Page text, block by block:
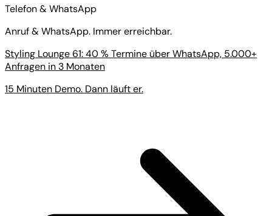
Telefon & WhatsApp
Anruf & WhatsApp. Immer erreichbar.
Styling Lounge 61: 40 % Termine über WhatsApp, 5.000+
Anfragen in 3 Monaten
15 Minuten Demo. Dann läuft er.